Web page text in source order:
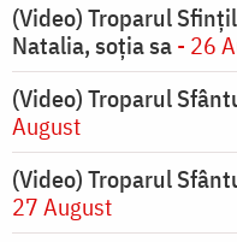
(Video) Troparul
Natalia, soția sa- 26
(Video) Troparul
August
(Video) Troparul
27 August